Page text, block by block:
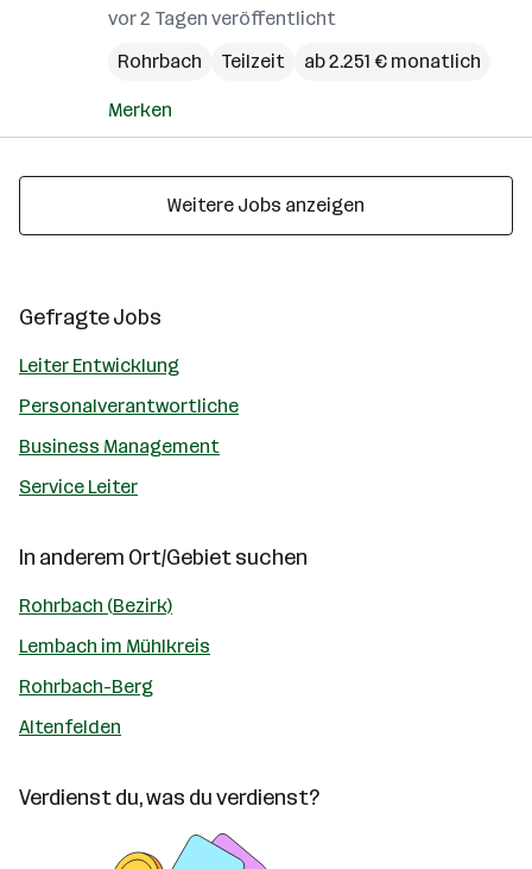
vor 2 Tagen veröffentlicht
Rohrbach
Teilzeit ab 2.251 € monatlich
Merken
Weitere Jobs anzeigen
Gefragte Jobs
Leiter Entwicklung
Personalverantwortliche
Business Management
Service Leiter
In anderem Ort/Gebiet suchen
Rohrbach (Bezirk)
Lembach im Mühlkreis
Rohrbach-Berg
Altenfelden
Verdienst du, was du verdienst?